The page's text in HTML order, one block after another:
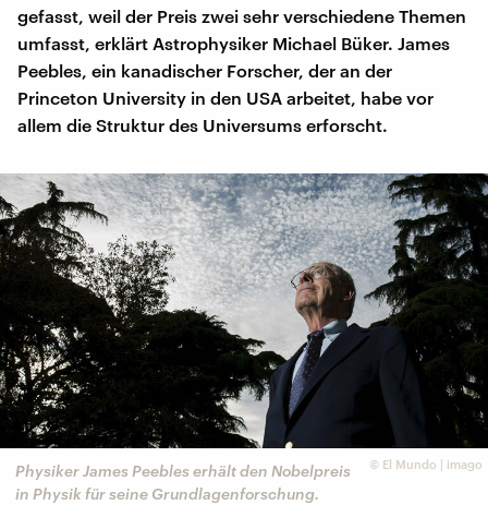
gefasst, weil der Preis zwei sehr verschiedene Themen
umfasst, erklärt Astrophysiker Michael Büker. James
Peebles, ein kanadischer Forscher, der an der
Princeton University in den USA arbeitet, habe vor
allem die Struktur des Universums erforscht.
© El Mundo | imago
Physiker James Peebles erhält den Nobelpreis
in Physik für seine Grundlagenforschung.